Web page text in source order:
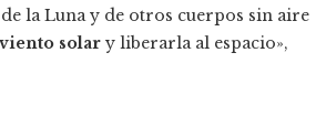
la Luna y de otros cuerpos sin aire
solar y liberarla al espacio»,